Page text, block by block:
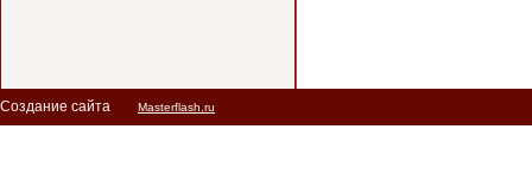
Создание сайта Masterflash.ru